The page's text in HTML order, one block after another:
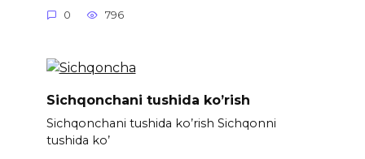
0 796
Sichqonchani tushida ko’rish
Sichqonchani tushida ko’rish Sichqonni
tushida ko’